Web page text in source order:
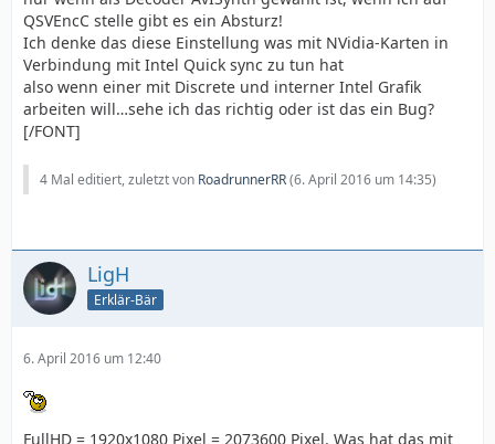
QSVEncC stelle gibt es ein Absturz!
Ich denke das diese Einstellung was mit NVidia-Karten in
Verbindung mit Intel Quick sync zu tun hat
also wenn einer mit Discrete und interner Intel Grafik
arbeiten will…sehe ich das richtig oder ist das ein Bug?
[/FONT]
4 Mal editiert, zuletzt von RoadrunnerRR(6. April 2016 um 14:35)
LigH
Erklär-Bär
6. April 2016 um 12:40
FullHD = 1920x1080 Pixel = 2073600 Pixel. Was hat das mit